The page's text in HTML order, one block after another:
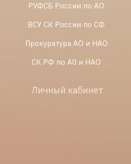
РУФСБ России по АО
ВСУ СК России по СФ
Прокуратура АО и НАО
СК РФ по А0 и НАО
Личный кабинет